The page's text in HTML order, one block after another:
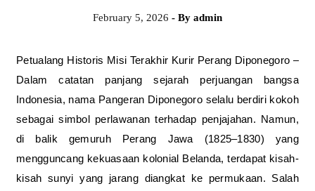
February 5, 2026 - By admin
Petualang Historis Misi Terakhir Kurir Perang Diponegoro –
Dalam catatan panjang sejarah perjuangan bangsa
Indonesia, nama Pangeran Diponegoro selalu berdiri kokoh
sebagai simbol perlawanan terhadap penjajahan. Namun,
di balik gemuruh Perang Jawa (1825–1830) yang
mengguncang kekuasaan kolonial Belanda, terdapat kisah-
kisah sunyi yang jarang diangkat ke permukaan. Salah